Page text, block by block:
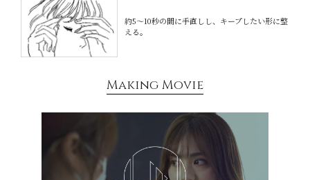
約5〜10秒の間に手直しし、キープしたい形に整
える。
Making Movie